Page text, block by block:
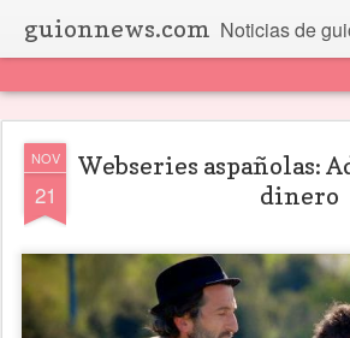
guionnews.com Noticias de guion de
NOV
21
Webseries aspañolas:
dinero